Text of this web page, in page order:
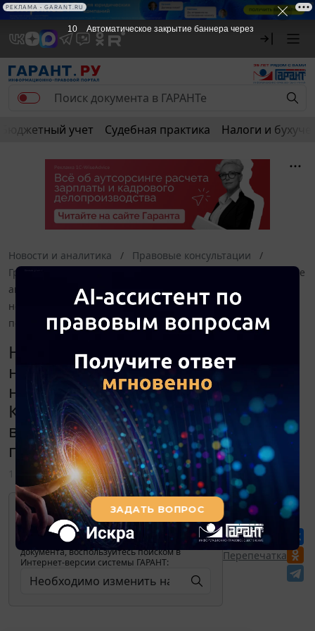
РЕКЛАМА
Бюджетный учет Судебная практика Налоги и
Новости и аналитика
Правовые консультации
Гражданское право
Необходимо изменить наименование
автономной некоммерческой организации. Какие
необходимы документы для внесения изменений и каков
порядок действий?
Необходимо изменить
наименование автономной
некоммерческой организации.
Какие необходимы документы для
внесения изменений и каков
порядок действий?
1 апреля 2019
Для просмотра актуального текста
документа и получения полной
информации о вступлении в силу,
изменениях и порядке применения
документа, воспользуйтесь поиском в
Интернет-версии системы ГАРАНТ:
Перепечатка
10 Автоматическое закрытие баннера через
РЕКЛАМА • GARANT.RU